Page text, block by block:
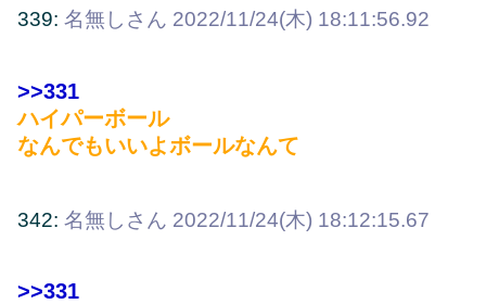
339: 名無しさん 2022/11/24(木) 18:11:56.92
>>331
ハイパーボール
なんでもいいよボールなんて
342: 名無しさん 2022/11/24(木) 18:12:15.67
>>331